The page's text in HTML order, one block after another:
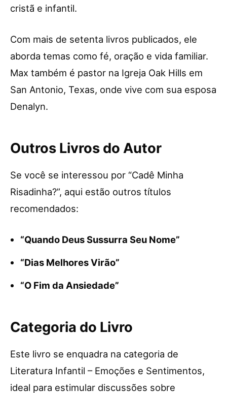
cristã e infantil.
Com mais de setenta livros publicados, ele
aborda temas como fé, oração e vida familiar.
Max também é pastor na Igreja Oak Hills em
San Antonio, Texas, onde vive com sua esposa
Denalyn.
Outros Livros do Autor
Se você se interessou por “Cadê Minha
Risadinha?”, aqui estão outros títulos
recomendados:
“Quando Deus Sussurra Seu Nome”
“Dias Melhores Virão”
“O Fim da Ansiedade”
Categoria do Livro
Este livro se enquadra na categoria de
Literatura Infantil – Emoções e Sentimentos,
ideal para estimular discussões sobre